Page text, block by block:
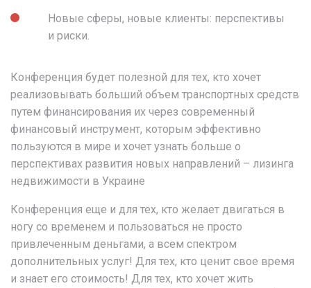
Новые сферы, новые клиенты: перспективы
и риски.
Конференция будет полезной для тех, кто хочет
реализовывать больший объем транспортных средств
путем финансирования их через современный
финансовый инструмент, которым эффективно
пользуются в мире и хочет узнать больше о
перспективах развития новых направлений – лизинга
недвижимости в Украине
Конференция еще и для тех, кто желает двигаться в
ногу со временем и пользоваться не просто
привлеченным деньгами, а всем спектром
дополнительных услуг! Для тех, кто ценит свое время
и знает его стоимость! Для тех, кто хочет жить